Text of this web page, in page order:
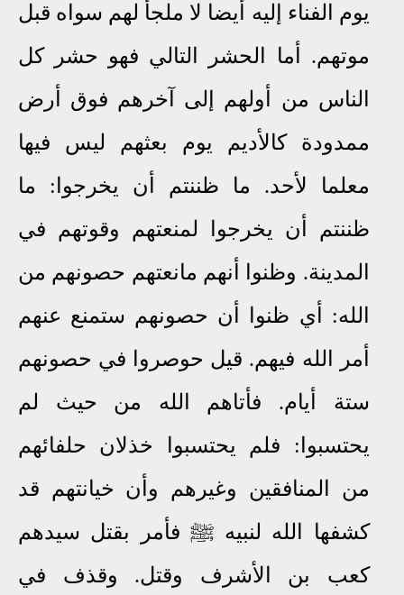
يوم الفناء إليه أيضا لا ملجأ لهم سواه قبل
موتهم. أما الحشر التالي فهو حشر كل
الناس من أولهم إلى آخرهم فوق أرض
ممدودة كالأديم يوم بعثهم ليس فيها
معلما لأحد. ما ظننتم أن يخرجوا: ما
ظننتم أن يخرجوا لمنعتهم وقوتهم في
المدينة. وظنوا أنهم مانعتهم حصونهم من
الله: أي ظنوا أن حصونهم ستمنع عنهم
أمر الله فيهم. قيل حوصروا في حصونهم
ستة أيام. فأتاهم الله من حيث لم
يحتسبوا: فلم يحتسبوا خذلان حلفائهم
من المنافقين وغيرهم وأن خيانتهم قد
كشفها الله لنبيه ﷺ فأمر بقتل سيدهم
كعب بن الأشرف وقتل. وقذف في